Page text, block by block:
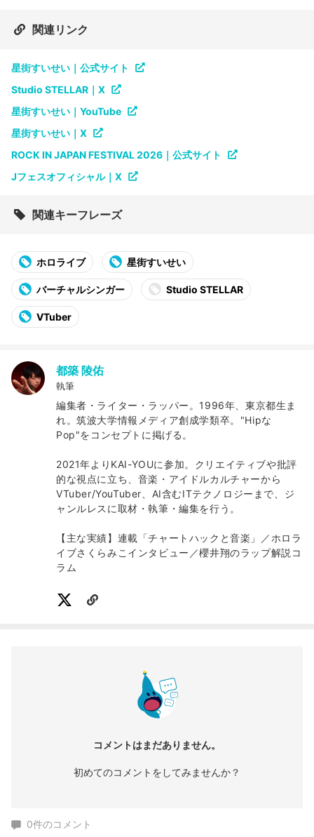
関連リンク
星街すいせい｜公式サイト
Studio STELLAR｜X
星街すいせい｜YouTube
星街すいせい｜X
ROCK IN JAPAN FESTIVAL 2026｜公式サイト
Jフェスオフィシャル｜X
関連キーフレーズ
ホロライブ 星街すいせい
バーチャルシンガー Studio STELLAR
VTuber
都築 陵佑
執筆
編集者・ライター・ラッパー。1996年、東京都生ま
れ。筑波大学情報メディア創成学類卒。"Hipな
Pop"をコンセプトに掲げる。
2021年よりKAI-YOUに参加。クリエイティブや批評
的な視点に立ち、音楽・アイドルカルチャーから
VTuber/YouTuber、AI含むITテクノロジーまで、ジ
ャンルレスに取材・執筆・編集を行う。
【主な実績】連載「チャートハックと音楽」／ホロラ
イブさくらみこインタビュー／櫻井翔のラップ解説コ
ラム
コメントはまだありません。
初めてのコメントをしてみませんか？
0件のコメント